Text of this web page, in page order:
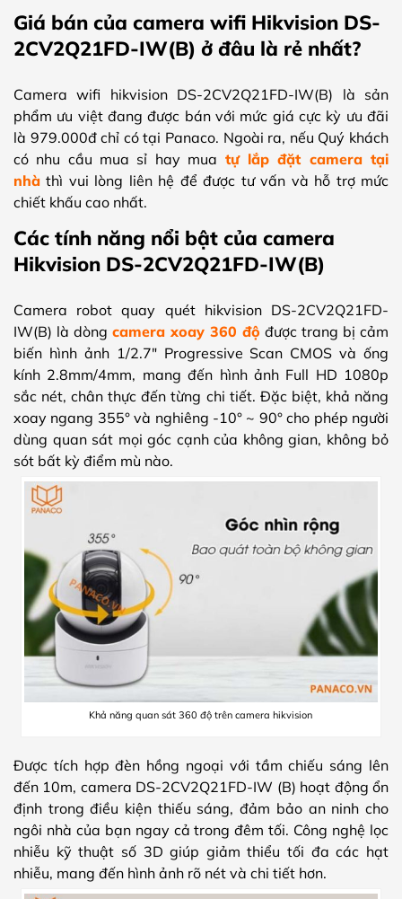
Giá bán của camera wifi Hikvision DS-
2CV2Q21FD-IW(B) ở đâu là rẻ nhất?
Camera wifi hikvision DS-2CV2Q21FD-IW(B) là sản
phẩm ưu việt đang được bán với mức giá cực kỳ ưu đãi
là 979.000đ chỉ có tại Panaco. Ngoài ra, nếu Quý khách
có nhu cầu mua sỉ hay mua tự lắp đặt camera tại
nhà thì vui lòng liên hệ để được tư vấn và hỗ trợ mức
chiết khấu cao nhất.
Các tính năng nổi bật của camera
Hikvision DS-2CV2Q21FD-IW(B)
Camera robot quay quét hikvision DS-2CV2Q21FD-
IW(B) là dòng camera xoay 360 độ được trang bị cảm
biến hình ảnh 1/2.7″ Progressive Scan CMOS và ống
kính 2.8mm/4mm, mang đến hình ảnh Full HD 1080p
sắc nét, chân thực đến từng chi tiết. Đặc biệt, khả năng
xoay ngang 355° và nghiêng -10° ~ 90° cho phép người
dùng quan sát mọi góc cạnh của không gian, không bỏ
sót bất kỳ điểm mù nào.
Khả năng quan sát 360 độ trên camera hikvision
Được tích hợp đèn hồng ngoại với tầm chiếu sáng lên
đến 10m, camera DS-2CV2Q21FD-IW (B) hoạt động ổn
định trong điều kiện thiếu sáng, đảm bảo an ninh cho
ngôi nhà của bạn ngay cả trong đêm tối. Công nghệ lọc
nhiễu kỹ thuật số 3D giúp giảm thiểu tối đa các hạt
nhiễu, mang đến hình ảnh rõ nét và chi tiết hơn.